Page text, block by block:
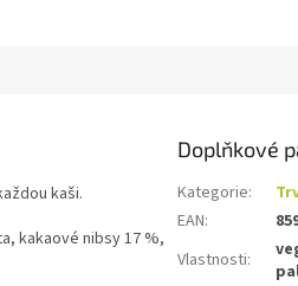
kaši.
kakaové nibsy 17 %,
Doplňkové
Kategorie:
EAN:
Vlastnosti: